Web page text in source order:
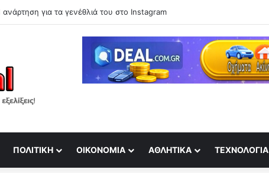
ανάρτηση για τα γενέθλιά του στο Instagram
ΠΟΛΙΤΙΚΉ ΟΙΚΟΝΟΜΊΑ ΑΘΛΗΤΙΚΆ ΤΕΧΝΟΛΟΓΊΑ